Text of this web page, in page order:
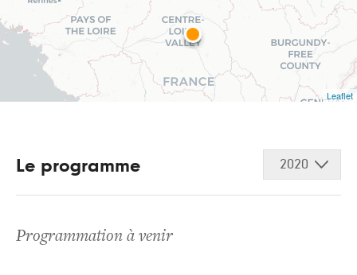
Leaflet
Le programme 2020
Programmation à venir